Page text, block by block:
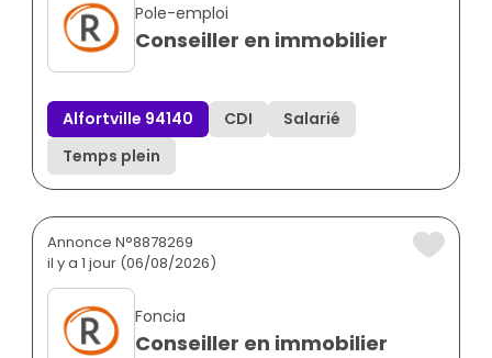
Pole-emploi
Conseiller en immobilier
Alfortville 94140 CDI
Salarié
Temps plein
Annonce N°8878269
il y a 1 jour (06/08/2026)
Foncia
Conseiller en immobilier